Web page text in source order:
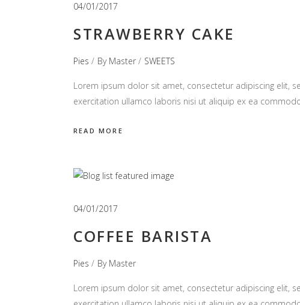
04/01/2017
STRAWBERRY CAKE
Pies By Master SWEETS
Lorem ipsum dolor sit amet, consectetur adipiscing elit,
exercitation ullamco laboris nisi ut aliquip ex ea
READ MORE
04/01/2017
COFFEE BARISTA
Pies By Master
Lorem ipsum dolor sit amet, consectetur adipiscing elit,